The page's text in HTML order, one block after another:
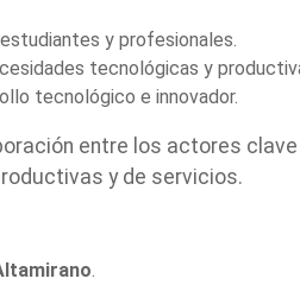
y profesionales.
tecnológicas y
tecnológico e innovador.
entre los actores
y de servicios.